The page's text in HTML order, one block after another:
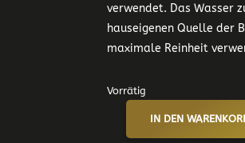
verwendet. Das Wasser
hauseigenen Quelle der
maximale Reinheit
Vorrätig
IN DEN